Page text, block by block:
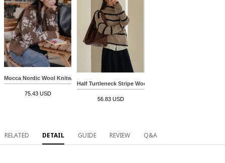
Mocca Nordic Wool Knitwear Cardigan
75.43 USD
Half Turtleneck Stripe Wool Knitwear
56.83 USD
RELATED DETAIL GUIDE REVIEW Q&A